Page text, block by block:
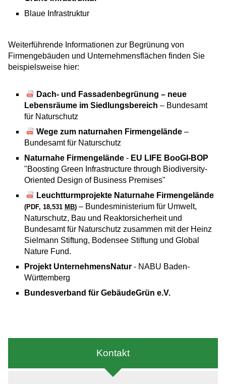
Blaue Infrastruktur
Weiterführende Informationen zur Begrünung von
Firmengebäuden und Unternehmensflächen finden Sie
beispielsweise hier:
Dach- und Fassadenbegrünung – neue
Lebensräume im Siedlungsbereich – Bundesamt
für Naturschutz
Wege zum naturnahen Firmengelände –
Bundesamt für Naturschutz
Naturnahe Firmengelände - EU LIFE BooGI-BOP
"Boosting Green Infrastructure through Biodiversity-
Oriented Design of Business Premises"
Leuchtturmprojekte Naturnahe Firmengelände
(PDF, 18,531 MB) – Bundesministerium für Umwelt,
Naturschutz, Bau und Reaktorsicherheit und
Bundesamt für Naturschutz zusammen mit der Heinz
Sielmann Stiftung, Bodensee Stiftung und Global
Nature Fund.
Projekt UnternehmensNatur - NABU Baden-
Württemberg
Bundesverband für GebäudeGrün e.V.
Kontakt